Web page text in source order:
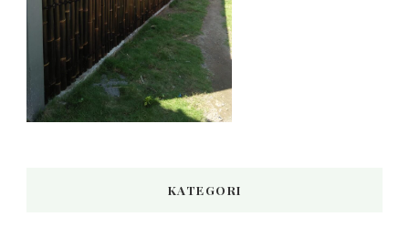
KATEGORI